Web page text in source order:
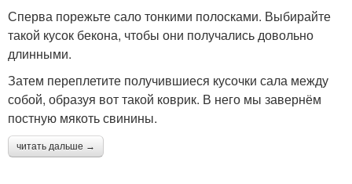
Сперва порежьте сало тонкими полосками. Выбирайте
такой кусок бекона, чтобы они получались довольно
длинными.
Затем переплетите получившиеся кусочки сала между
собой, образуя вот такой коврик. В него мы завернём
постную мякоть свинины.
читать дальше →